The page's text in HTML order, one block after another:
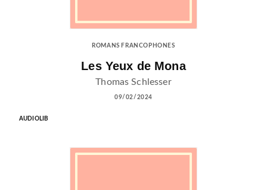
ROMANS FRANCOPHONES
Les Yeux de Mona
Thomas Schlesser
09/02/2024
AUDIOLIB